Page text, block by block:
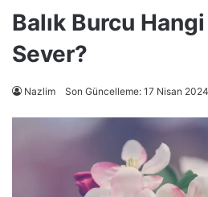
Balık Burcu
Sever?
Nazlim Son Güncelleme: 17 Nisan 2024